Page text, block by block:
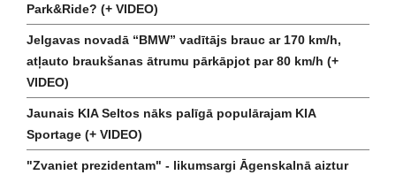
Park&Ride? (+ VIDEO)
Jelgavas novadā “BMW” vadītājs brauc ar 170 km/h,
atļauto braukšanas ātrumu pārkāpjot par 80 km/h (+
VIDEO)
Jaunais KIA Seltos nāks palīgā populārajam KIA
Sportage (+ VIDEO)
"Zvaniet prezidentam" - likumsargi Āgenskalnā aiztur